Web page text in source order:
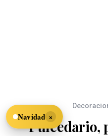
Pufcedario,
Navidad ×